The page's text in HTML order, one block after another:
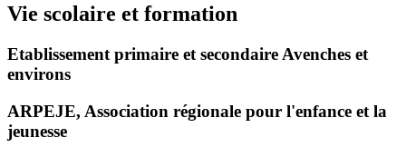
Vie scolaire et formation
Etablissement primaire et secondaire Avenches et
environs
ARPEJE, Association régionale pour l'enfance et la
jeunesse